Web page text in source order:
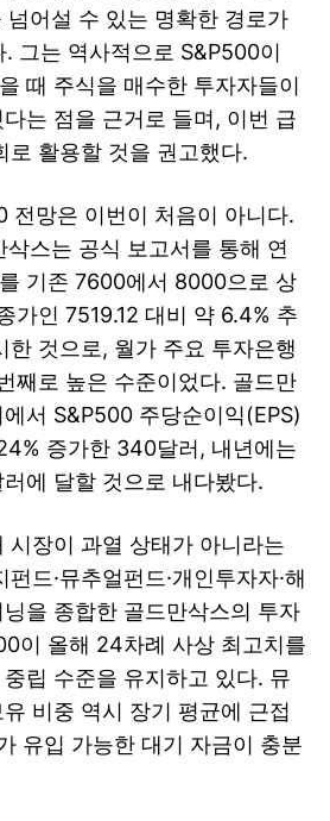
어설 수 있는 명확한 경로가
그는 역사적으로 S&P500이
때 주식을 매수한 투자자들이
는 점을 근거로 들며, 이번 급
로 활용할 것을 권고했다.
전망은 이번이 처음이 아니다.
스는 공식 보고서를 통해 연
기존 7600에서 8000으로 상
가인 7519.12 대비 약 6.4% 추
한 것으로, 월가 주요 투자은행
째로 높은 수준이었다. 골드만
서 S&P500 주당순이익(EPS)
증가한 340달러, 내년에는
에 달할 것으로 내다봤다.
시장이 과열 상태가 아니라는
드·뮤추얼펀드·개인투자자·해
을 종합한 골드만삭스의 투자
이 올해 24차례 사상 최고치를
립 수준을 유지하고 있다. 뮤
비중 역시 장기 평균에 근접
유입 가능한 대기 자금이 충분